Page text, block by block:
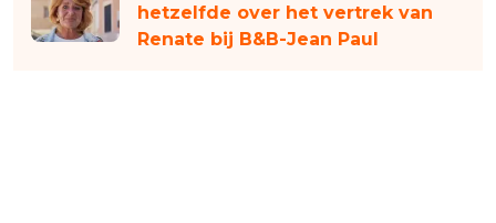
hetzelfde over het vertrek van
Renate bij B&B-Jean Paul